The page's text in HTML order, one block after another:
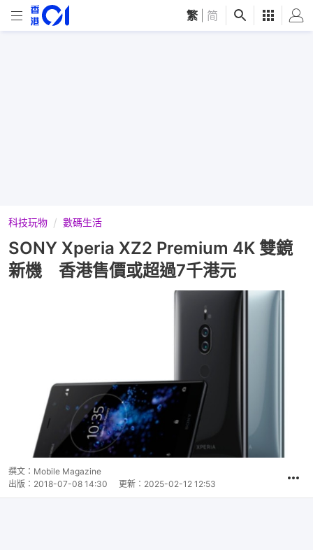
繁 简
科技玩物 數碼生活
SONY Xperia XZ2 Premium 4K 雙鏡
新機 香港售價或超過7千港元
撰文： Mobile Magazine
出版： 2018-07-08 14:30 更新： 2025-02-12 12:53